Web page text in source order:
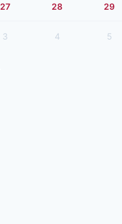
27 28 29
3 4 5